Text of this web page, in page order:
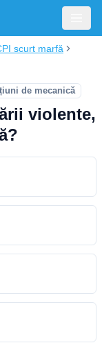
scurt marfă
de mecanică
violente,